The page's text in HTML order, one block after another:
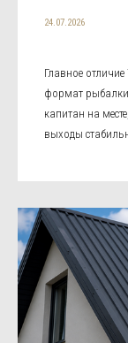
24.07.2026
Главное
формат
капитан на
выходы